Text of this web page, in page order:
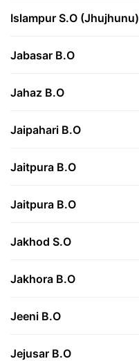
Islampur S.O (Jhujhunu)
Jabasar B.O
Jahaz B.O
Jaipahari B.O
Jaitpura B.O
Jaitpura B.O
Jakhod S.O
Jakhora B.O
Jeeni B.O
Jejusar B.O